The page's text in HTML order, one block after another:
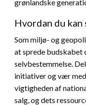
grønlandske
Hvordan du
Som miljø- og
at sprede budskabet
selvbestemmelse.
initiativer og vær
vigtigheden af
salg, og dets